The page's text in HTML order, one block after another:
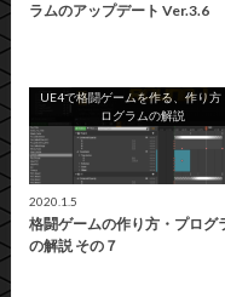
ラムのアップデート Ver.3.6
UE4で格闘ゲームを作る、作り方
ログラムの解説
2020.1.5
格闘ゲームの作り方・プログ
の解説 その７